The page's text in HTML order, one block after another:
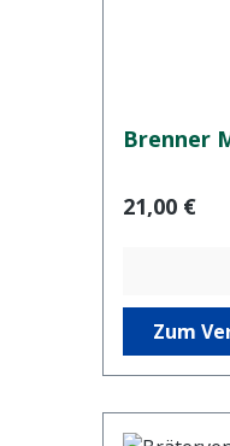
Brenner
Regulärer
21,00 €
Zum